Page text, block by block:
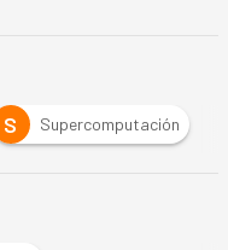
S Supercomputación